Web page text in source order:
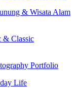
& Wisata Alam
& Classic
Portfolio
Life